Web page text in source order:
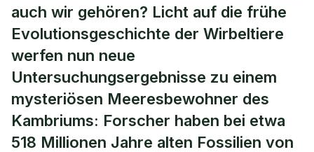
auch wir gehören? Licht auf die frühe
Evolutionsgeschichte der Wirbeltiere
werfen nun neue
Untersuchungsergebnisse zu einem
mysteriösen Meeresbewohner des
Kambriums: Forscher haben bei etwa
518 Millionen Jahre alten Fossilien von